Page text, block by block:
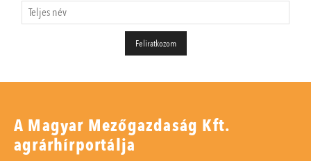
A Magyar Mezőgazdaság Kft.
agrárhírportálja